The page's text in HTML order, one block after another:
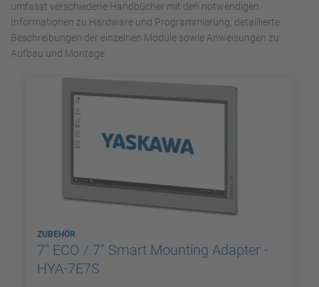
umfasst verschiedene Handbücher mit den notwendigen
Informationen zu Hardware und Programmierung, detaillierte
Beschreibungen der einzelnen Module sowie Anweisungen zu
Aufbau und Montage.
ZUBEHÖR
7" ECO / 7" Smart Mounting Adapter -
HYA-7E7S